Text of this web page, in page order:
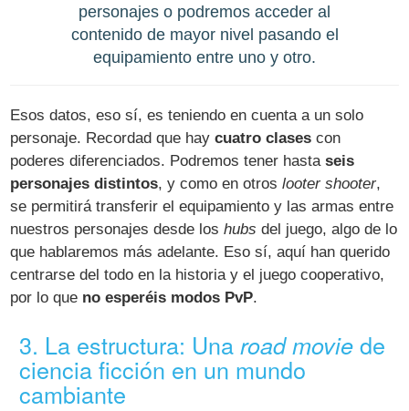
personajes o podremos acceder al
contenido de mayor nivel pasando el
equipamiento entre uno y otro.
Esos datos, eso sí, es teniendo en cuenta a un solo
personaje. Recordad que haycuatro clases con
poderes diferenciados. Podremos tener hastaseis
personajes distintos, y como en otroslooter shooter,
se permitirá transferir el equipamiento y las armas entre
nuestros personajes desde loshubs del juego, algo de lo
que hablaremos más adelante. Eso sí, aquí han querido
centrarse del todo en la historia y el juego cooperativo,
por lo que no esperéis modos PvP.
3. La estructura: Unaroad movie de
ciencia ficción en un mundo
cambiante